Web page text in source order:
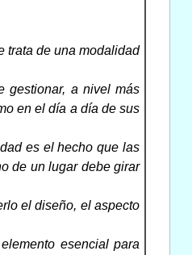
trata de una modalidad
gestionar, a nivel más
en el día a día de sus
es el hecho que las
de un lugar debe girar
el diseño, el aspecto
esencial para